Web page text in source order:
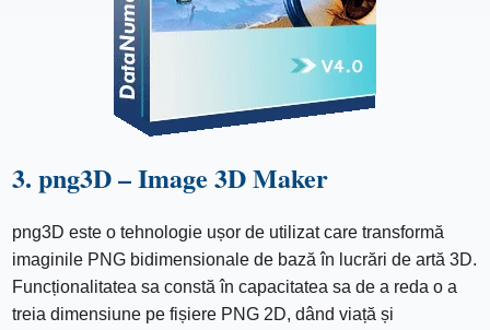
3. png3D – Image 3D Maker
png3D este o tehnologie ușor de utilizat care transformă
imaginile PNG bidimensionale de bază în lucrări de artă 3D.
Funcționalitatea sa constă în capacitatea sa de a reda o a
treia dimensiune pe fișiere PNG 2D, dând viață și